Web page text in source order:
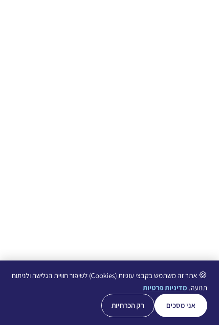
🍪
אתר זה משתמש בקבצי עוגיות (Cookies) לשיפור חוויית הגלישה ולניתוח
תנועה. מדיניות פרטיות
אני מסכים
רק הכרחיות